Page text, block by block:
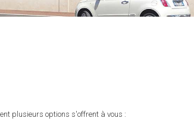
plusieurs options s'offrent à vous :